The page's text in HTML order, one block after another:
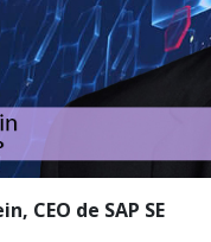
CEO de SAP SE